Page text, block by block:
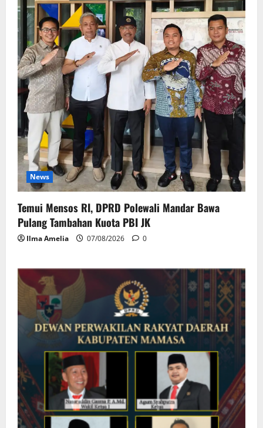
News
Temui Mensos RI, DPRD Polewali Mandar Bawa
Pulang Tambahan Kuota PBI JK
Ilma Amelia 07/08/2026 0